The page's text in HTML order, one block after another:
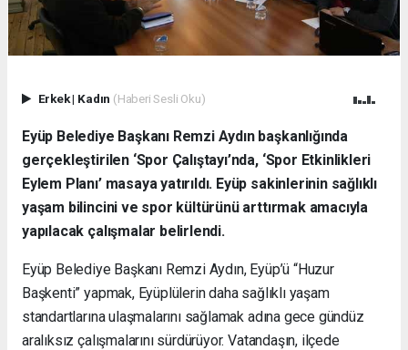
Erkek| Kadın (Haberi Sesli Oku)
Eyüp Belediye Başkanı Remzi Aydın başkanlığında
gerçekleştirilen ‘Spor Çalıştayı’nda, ‘Spor Etkinlikleri
Eylem Planı’ masaya yatırıldı. Eyüp sakinlerinin sağlıklı
yaşam bilincini ve spor kültürünü arttırmak amacıyla
yapılacak çalışmalar belirlendi.
Eyüp Belediye Başkanı Remzi Aydın, Eyüp’ü “Huzur
Başkenti” yapmak, Eyüplülerin daha sağlıklı yaşam
standartlarına ulaşmalarını sağlamak adına gece gündüz
aralıksız çalışmalarını sürdürüyor. Vatandaşın, ilçede